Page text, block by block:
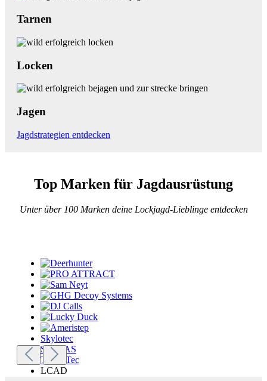
Tarnen
Locken
Jagen
Jagdstrategien entdecken
Top Marken für Jagdausrüstung
Unter über 100 Marken deine Lockjagd-Lieblinge entdecken
Skylotec
SPERAS
ThermTec
LCAD